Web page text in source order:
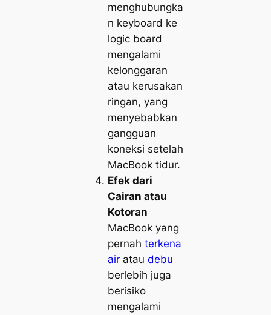
menghubungka
n keyboard ke
logic board
mengalami
kelonggaran
atau kerusakan
ringan, yang
menyebabkan
gangguan
koneksi setelah
MacBook tidur.
Efek dari
Cairan atau
Kotoran
MacBook yang
pernah terkena
airatau debu
berlebih juga
berisiko
mengalami